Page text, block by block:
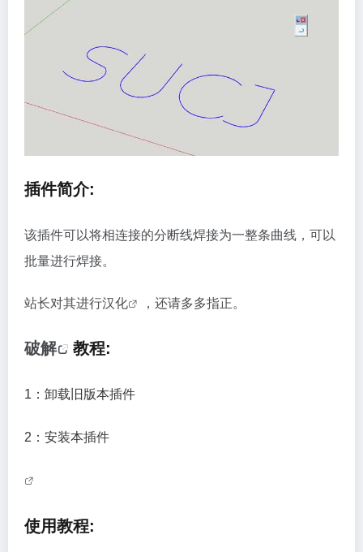
插件简介:
该插件可以将相连接的分断线焊接为一整条曲线，可以
批量进行焊接。
站长对其进行汉化 ，还请多多指正。
破解 教程:
1：卸载旧版本插件
2：安装本插件
使用教程: